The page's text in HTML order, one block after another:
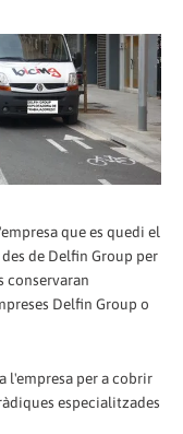
que es quedi el
de Delfin Group per
conservaran
Delfin Group o
l'empresa per a cobrir
especialitzades